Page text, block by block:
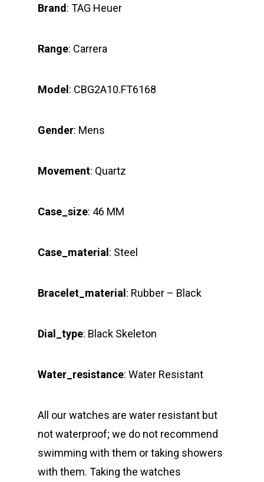
Brand : TAG Heuer
Range: Carrera
Model : CBG2A10.FT6168
Gender: Mens
Movement: Quartz
Case_size: 46 MM
Case_material : Steel
Bracelet_material : Rubber – Black
Dial_type: Black Skeleton
Water_resistance: Water Resistant
All our watches are water resistant but
not waterproof; we do not recommend
swimming with them or taking showers
with them. Taking the watches